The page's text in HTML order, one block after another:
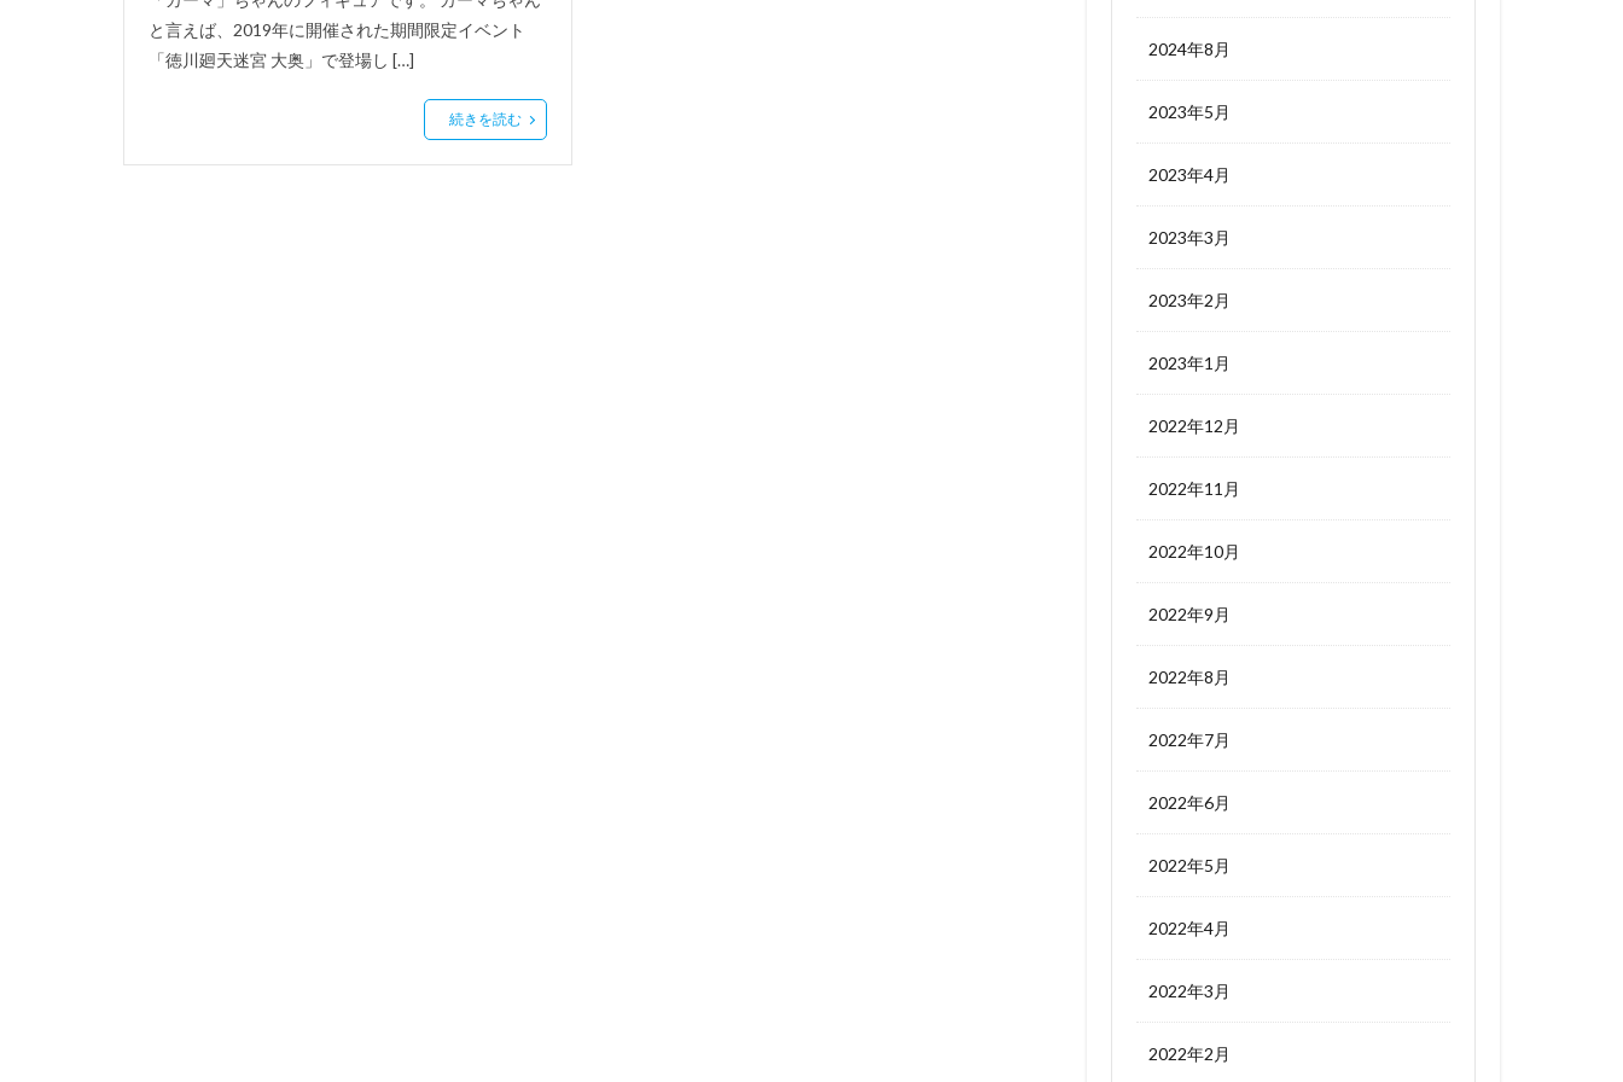
と言えば、2019年に開催された期間限定イベント
「徳川廻天迷宮 大奥」で登場し […]
続きを読む
2024年8月
2023年5月
2023年4月
2023年3月
2023年2月
2023年1月
2022年12月
2022年11月
2022年10月
2022年9月
2022年8月
2022年7月
2022年6月
2022年5月
2022年4月
2022年3月
2022年2月